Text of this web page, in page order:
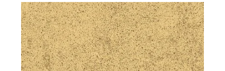
производителя.
Тротуарная плитка «Енифем» поставляется в Днепр
напрямую с завода компании «ПИК ПК» в Вознесенске.
Территориальное расположение производства позволяет
выстраивать оптимальные маршруты доставки без
дополнительных логистических звеньев.